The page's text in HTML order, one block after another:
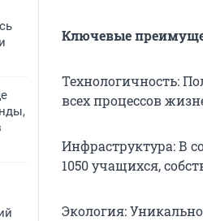
Ключевые
Технологичность:
всех процессов
Инфраструктура: В
1050 учащихся,
Экология: